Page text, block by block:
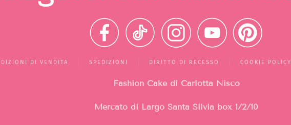
DI VENDITA SPEDIZIONI DIRITTO DI RECESSO COOKIE POLICY
Fashion Cake di Carlotta Nisco
Mercato di Largo Santa Silvia box 1/2/10